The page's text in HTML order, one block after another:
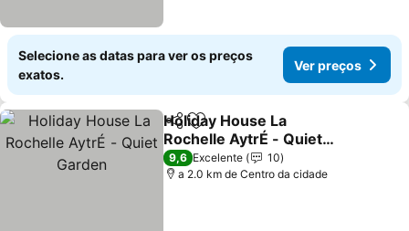
Selecione as datas para ver os preços
exatos.
Ver preços
PartilharAdicionar aos favoritos
Holiday House La
Rochelle AytrÉ - Quiet
Garden
Ver preços
9,6 Excelente
10
a 2.0 km de Centro da cidade